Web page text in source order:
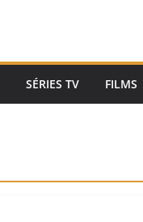
SÉRIES TV FILMS